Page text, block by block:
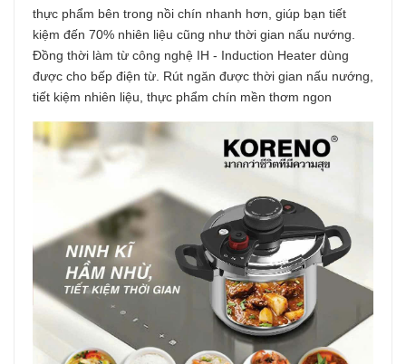
thực phẩm bên trong nồi chín nhanh hơn, giúp bạn tiết
kiệm đến 70% nhiên liệu cũng như thời gian nấu nướng.
Đồng thời làm từ công nghệ IH - Induction Heater dùng
được cho bếp điện từ. Rút ngăn được thời gian nấu nướng,
tiết kiệm nhiên liệu, thực phẩm chín mền thơm ngon